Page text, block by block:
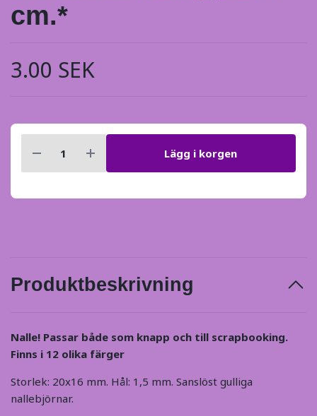
cm.*
3.00 SEK
Lägg i korgen
Produktbeskrivning
Nalle! Passar både som knapp och till scrapbooking.
Finns i 12 olika färger
Storlek: 20x16 mm. Hål: 1,5 mm. Sanslöst gulliga
nallebjörnar.